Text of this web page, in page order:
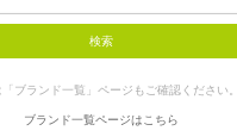
検索
ブランド一覧」ページもご確認ください。
ブランド一覧ページはこちら